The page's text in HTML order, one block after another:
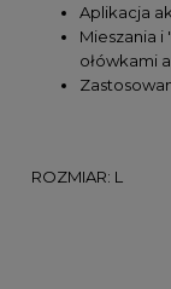
Aplikacja
Mieszania
ołówkami
ROZMIAR: L